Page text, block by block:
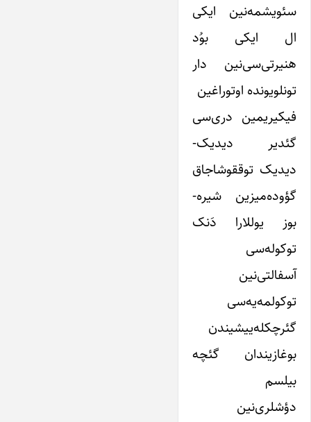
سئویشمه‌نین ایکی
ال ایکی بوُد
هنیرتی‌سی‌نین دار
تونلویونده اوتوراغین
فیکیریمین دری‌سی
گئدیر دیدیک-
دیدیک توققوشاجاق
گؤوده‌میزین شیره-
بوز یوللارا دَنک
توکوله‌سی
آسفالتی‌نین
توکولمه‌یه‌سی
گئرچکله‌ییشیندن
بوغازیندان گئچه
بیلسم
دؤشلری‌نین